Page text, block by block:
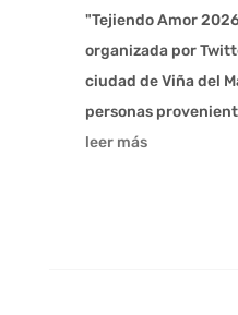
"Tejiendo Amor
organizada por
ciudad de Viña del
personas
leer más